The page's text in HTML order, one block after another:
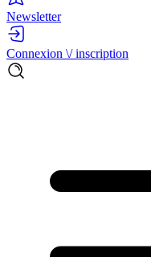
Newsletter
Connexion \/ inscription